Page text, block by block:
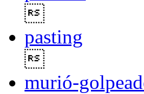
pasting
murió-